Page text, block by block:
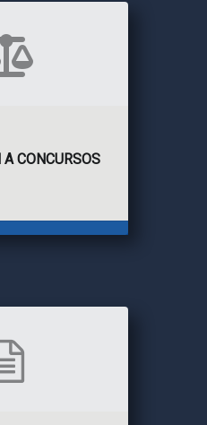
A CONCURSOS